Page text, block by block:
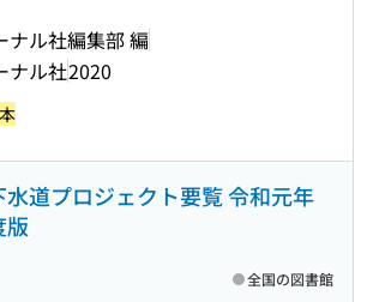
ナル社編集部 編
ナル社2020
水道プロジェクト要覧 令和元年
版
全国の図書館